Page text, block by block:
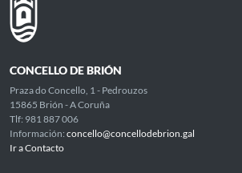
CONCELLO DE BRIÓN
Praza do Concello, 1 - Pedrouzos
15865 Brión - A Coruña
Tlf: 981 887 006
Información: concello@concellodebrion.gal
Ir a Contacto